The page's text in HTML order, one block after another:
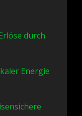
durch
Energie